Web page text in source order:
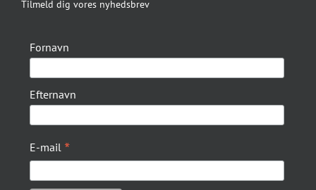
Tilmeld dig vores nyhedsbrev
Fornavn
Efternavn
E-mail *